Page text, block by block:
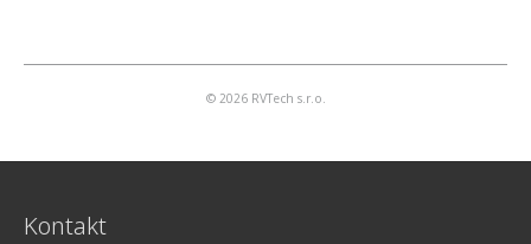
© 2026RVTech s.r.o.
Kontakt